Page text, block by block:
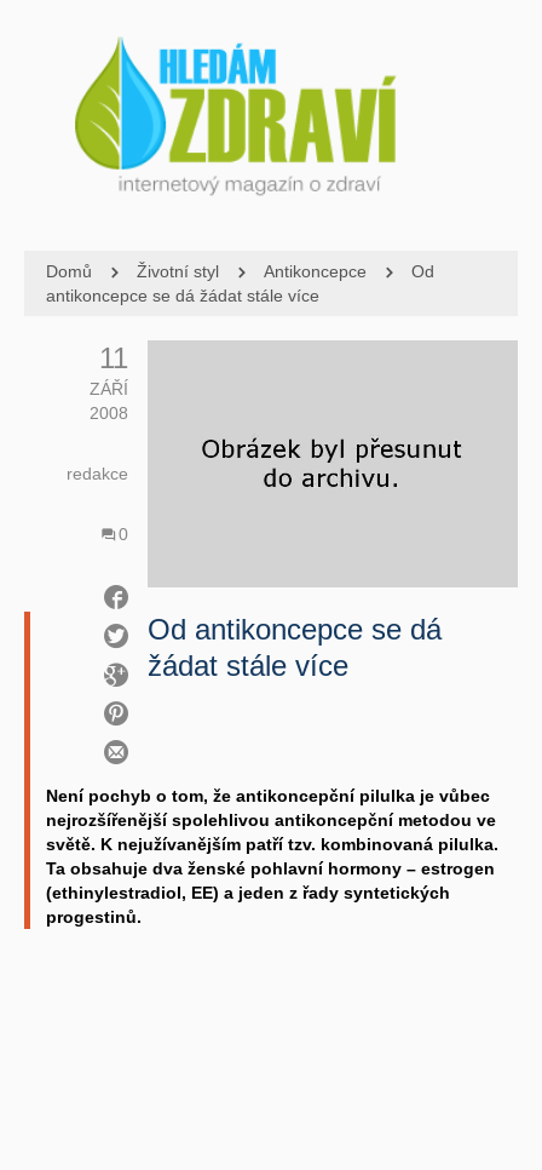
Domů Životní styl Antikoncepce
Od
antikoncepce se dá žádat stále více
11
ZÁŘÍ
2008
redakce
0
Od antikoncepce se dá
žádat stále více
Není pochyb o tom, že antikoncepční pilulka je vůbec
nejrozšířenější spolehlivou antikoncepční metodou ve
světě. K nejužívanějším patří tzv. kombinovaná pilulka.
Ta obsahuje dva ženské pohlavní hormony – estrogen
(ethinylestradiol, EE) a jeden z řady syntetických
progestinů.